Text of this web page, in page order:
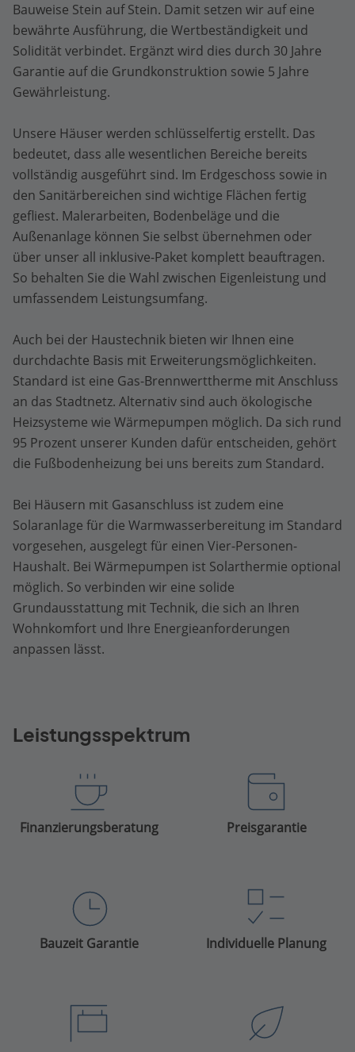
Bauweise Stein auf Stein. Damit setzen wir auf eine
bewährte Ausführung, die Wertbeständigkeit und
Solidität verbindet. Ergänzt wird dies durch 30 Jahre
Garantie auf die Grundkonstruktion sowie 5 Jahre
Gewährleistung.
Unsere Häuser werden schlüsselfertig erstellt. Das
bedeutet, dass alle wesentlichen Bereiche bereits
vollständig ausgeführt sind. Im Erdgeschoss sowie in
den Sanitärbereichen sind wichtige Flächen fertig
gefliest. Malerarbeiten, Bodenbeläge und die
Außenanlage können Sie selbst übernehmen oder
über unser all inklusive-Paket komplett beauftragen.
So behalten Sie die Wahl zwischen Eigenleistung und
umfassendem Leistungsumfang.
Auch bei der Haustechnik bieten wir Ihnen eine
durchdachte Basis mit Erweiterungsmöglichkeiten.
Standard ist eine Gas-Brennwerttherme mit Anschluss
an das Stadtnetz. Alternativ sind auch ökologische
Heizsysteme wie Wärmepumpen möglich. Da sich rund
95 Prozent unserer Kunden dafür entscheiden, gehört
die Fußbodenheizung bei uns bereits zum Standard.
Bei Häusern mit Gasanschluss ist zudem eine
Solaranlage für die Warmwasserbereitung im Standard
vorgesehen, ausgelegt für einen Vier-Personen-
Haushalt. Bei Wärmepumpen ist Solarthermie optional
möglich. So verbinden wir eine solide
Grundausstattung mit Technik, die sich an Ihren
Wohnkomfort und Ihre Energieanforderungen
anpassen lässt.
Leistungsspektrum
Finanzierungsberatung Preisgarantie
Bauzeit Garantie Individuelle Planung